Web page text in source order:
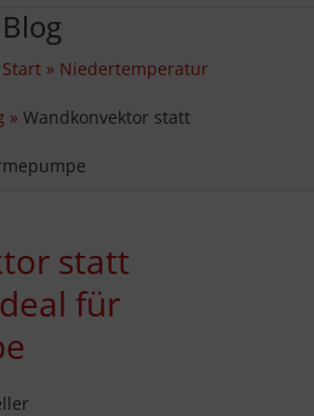
Blog
Start » Niedertemperatur
»Wandkonvektor statt
statt
für